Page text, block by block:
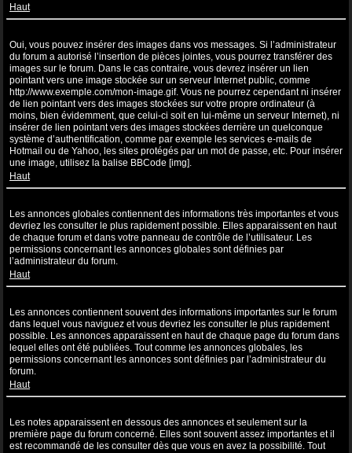
Haut
Oui, vous pouvez insérer des images dans vos messages. Si l’administrateur
du forum a autorisé l’insertion de pièces jointes, vous pourrez transférer des
images sur le forum. Dans le cas contraire, vous devrez insérer un lien
pointant vers une image stockée sur un serveur Internet public, comme
http://www.exemple.com/mon-image.gif. Vous ne pourrez cependant ni insérer
de lien pointant vers des images stockées sur votre propre ordinateur (à
moins, bien évidemment, que celui-ci soit en lui-même un serveur Internet), ni
insérer de lien pointant vers des images stockées derrière un quelconque
système d’authentification, comme par exemple les services e-mails de
Hotmail ou de Yahoo, les sites protégés par un mot de passe, etc. Pour insérer
une image, utilisez la balise BBCode [img].
Haut
Les annonces globales contiennent des informations très importantes et vous
devriez les consulter le plus rapidement possible. Elles apparaissent en haut
de chaque forum et dans votre panneau de contrôle de l’utilisateur. Les
permissions concernant les annonces globales sont définies par
l’administrateur du forum.
Haut
Les annonces contiennent souvent des informations importantes sur le forum
dans lequel vous naviguez et vous devriez les consulter le plus rapidement
possible. Les annonces apparaissent en haut de chaque page du forum dans
lequel elles ont été publiées. Tout comme les annonces globales, les
permissions concernant les annonces sont définies par l’administrateur du
forum.
Haut
Les notes apparaissent en dessous des annonces et seulement sur la
première page du forum concerné. Elles sont souvent assez importantes et il
est recommandé de les consulter dès que vous en avez la possibilité. Tout